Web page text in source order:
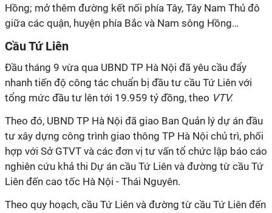
Hồng; mở thêm đường kết nối phía Tây, Tây Nam Thủ đô
giữa các quận, huyện phía Bắc và Nam sông Hồng…
Cầu Tứ Liên
Đầu tháng 9 vừa qua UBND TP Hà Nội đã yêu cầu đẩy
nhanh tiến độ công tác chuẩn bị đầu tư cầu Tứ Liên với
tổng mức đầu tư lên tới 19.959 tỷ đồng, theo VTV.
Theo đó, UBND TP Hà Nội đã giao Ban Quản lý dự án đầu
tư xây dựng công trình giao thông TP Hà Nội chủ trì, phối
hợp với Sở GTVT và các đơn vị tư vấn tổ chức lập báo cáo
nghiên cứu khả thi Dự án cầu Tứ Liên và đường từ cầu Tứ
Liên đến cao tốc Hà Nội - Thái Nguyên.
Theo quy hoạch, cầu Tứ Liên và đường từ cầu Tứ Liên đến